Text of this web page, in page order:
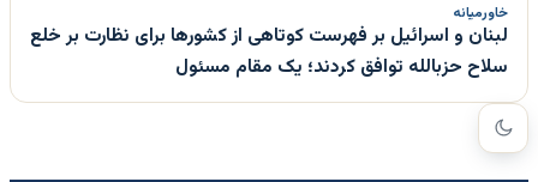
خاورمیانه
لبنان و اسرائیل بر فهرست کوتاهی از کشورها برای نظارت بر خلع
سلاح حزبالله توافق کردند؛ یک مقام مسئول